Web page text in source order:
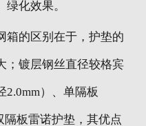
化效果。
箱的区别在于，护垫的
；镀层钢丝直径较格宾
2.0mm）、单隔板
隔板雷诺护垫，其优点